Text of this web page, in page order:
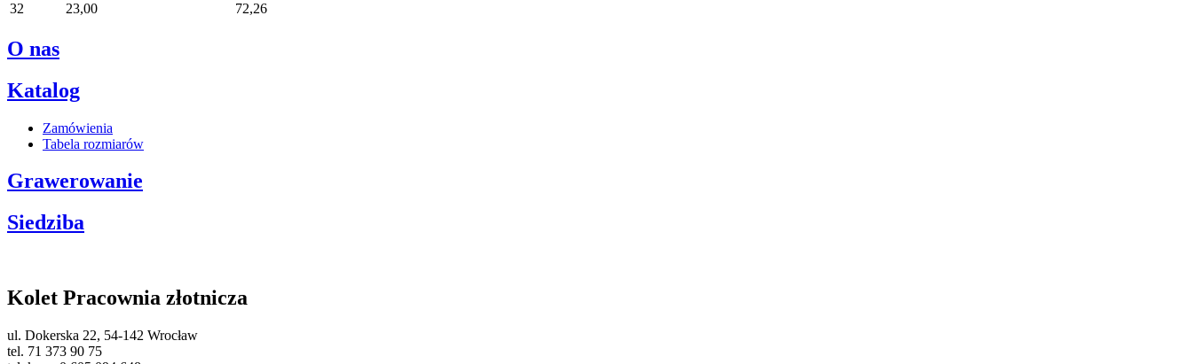
32
23,00 72,26
O nas
Katalog
Zamówienia
Tabela rozmiarów
Grawerowanie
Siedziba
Kolet Pracownia złotnicza
ul. Dokerska 22, 54-142 Wrocław
tel. 71 373 90 75